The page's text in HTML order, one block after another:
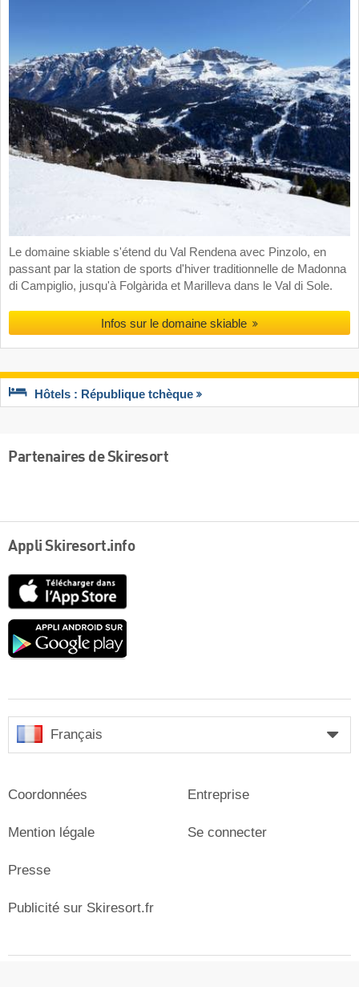
Le domaine skiable s'étend du Val Rendena avec Pinzolo, en
passant par la station de sports d'hiver traditionnelle de Madonna
di Campiglio, jusqu'à Folgàrida et Marilleva dans le Val di Sole.
Infos sur le domaine skiable
Hôtels : République tchèque
Partenaires de Skiresort
Appli Skiresort.info
Google
Français
Coordonnées
Mention légale
Presse
Entreprise
Se connecter
Publicité sur Skiresort.fr